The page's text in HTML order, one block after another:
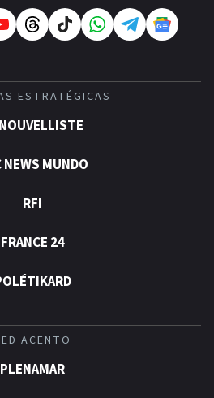
ESTRATÉGICAS
NEWS MUNDO
RFI
FRANCE 24
ACENTO
PLENAMAR